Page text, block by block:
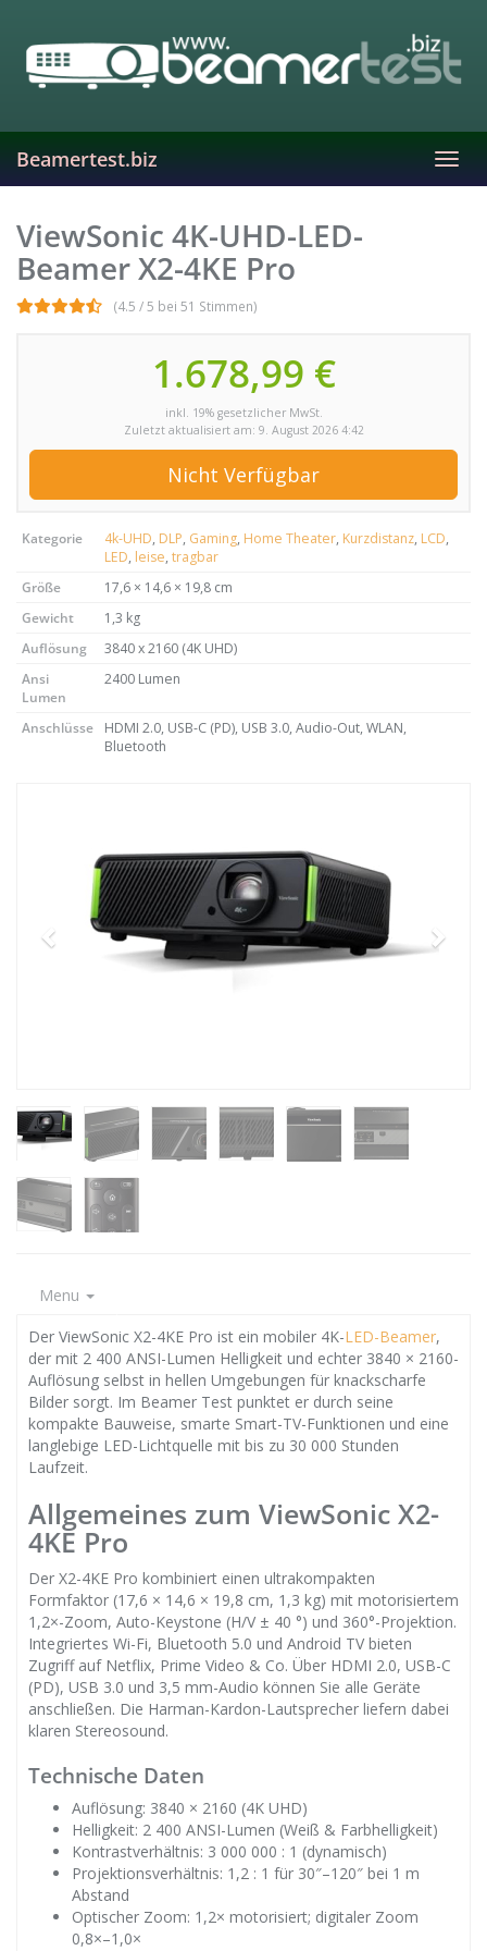
main
content
Beamertest.biz
ViewSonic 4K-UHD-LED-
Beamer X2-4KE Pro
(4.5 / 5 bei 51 Stimmen)
1.678,99 €
inkl. 19% gesetzlicher MwSt.
Zuletzt aktualisiert am: 9. August 2026 4:42
Nicht Verfügbar
Kategorie 4k-UHD, DLP, Gaming, Home Theater, Kurzdistanz, LCD,
LED, leise, tragbar
Größe
17,6 × 14,6 × 19,8 cm
Gewicht
1,3 kg
Auflösung
3840 x 2160 (4K UHD)
Ansi
Lumen
2400 Lumen
Anschlüsse
HDMI 2.0, USB-C (PD), USB 3.0, Audio-Out, WLAN,
Bluetooth
Menu
Der ViewSonic X2-4KE Pro ist ein mobiler 4K-LED-Beamer,
der mit 2 400 ANSI-Lumen Helligkeit und echter 3840 × 2160-
Auflösung selbst in hellen Umgebungen für knackscharfe
Bilder sorgt. Im Beamer Test punktet er durch seine
kompakte Bauweise, smarte Smart-TV-Funktionen und eine
langlebige LED-Lichtquelle mit bis zu 30 000 Stunden
Laufzeit.
Allgemeines zum ViewSonic X2-
4KE Pro
Der X2-4KE Pro kombiniert einen ultrakompakten
Formfaktor (17,6 × 14,6 × 19,8 cm, 1,3 kg) mit motorisiertem
1,2×-Zoom, Auto-Keystone (H/V ± 40 °) und 360°-Projektion.
Integriertes Wi-Fi, Bluetooth 5.0 und Android TV bieten
Zugriff auf Netflix, Prime Video & Co. Über HDMI 2.0, USB-C
(PD), USB 3.0 und 3,5 mm-Audio können Sie alle Geräte
anschließen. Die Harman-Kardon-Lautsprecher liefern dabei
klaren Stereosound.
Technische Daten
Auflösung: 3840 × 2160 (4K UHD)
Helligkeit: 2 400 ANSI-Lumen (Weiß & Farbhelligkeit)
Kontrastverhältnis: 3 000 000 : 1 (dynamisch)
Projektionsverhältnis: 1,2 : 1 für 30″–120″ bei 1 m
Abstand
Optischer Zoom: 1,2× motorisiert; digitaler Zoom
0,8×–1,0×